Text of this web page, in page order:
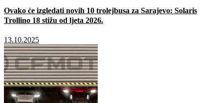
Ovako će izgledati novih 10 trolejbusa za Sarajevo: Solaris
Trollino 18 stižu od ljeta 2026.
13.10.2025